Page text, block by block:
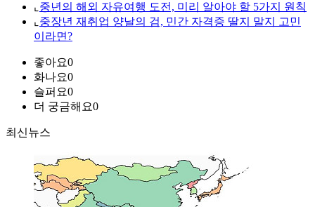
⌞ 중년의 해외 자유여행 도전, 미리 알아야 할 5가지 원칙
⌞ 중장년 재취업 양날의 검, 민간 자격증 딸지 말지 고민
이라면?
좋아요0
화나요0
슬퍼요0
더 궁금해요0
최신뉴스